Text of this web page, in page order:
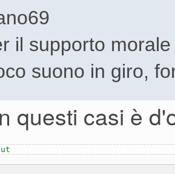
il supporto
suono in giro,
mi servano
Nord"
questi casi è